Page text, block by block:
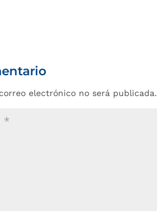
electrónico no será publicada.